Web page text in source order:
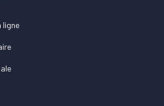
ligne